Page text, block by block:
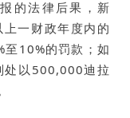
的法律后果，新
上一财政年度内的
至10%的罚款；如
处以500,000迪拉